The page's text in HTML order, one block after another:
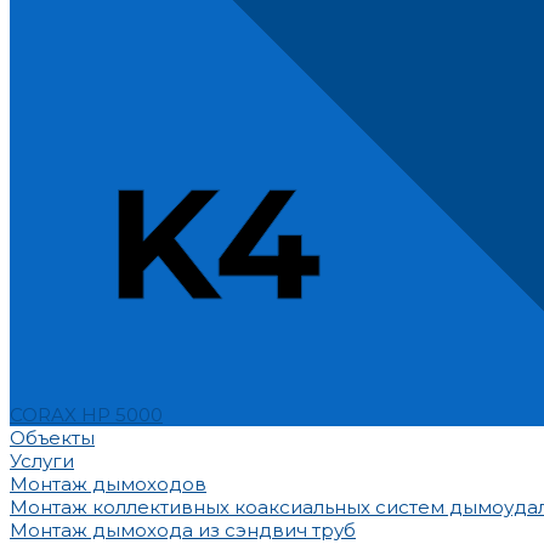
CORAX HP 5000
Объекты
Услуги
Монтаж дымоходов
Монтаж коллективных коаксиальных систем
Монтаж дымохода из сэндвич труб